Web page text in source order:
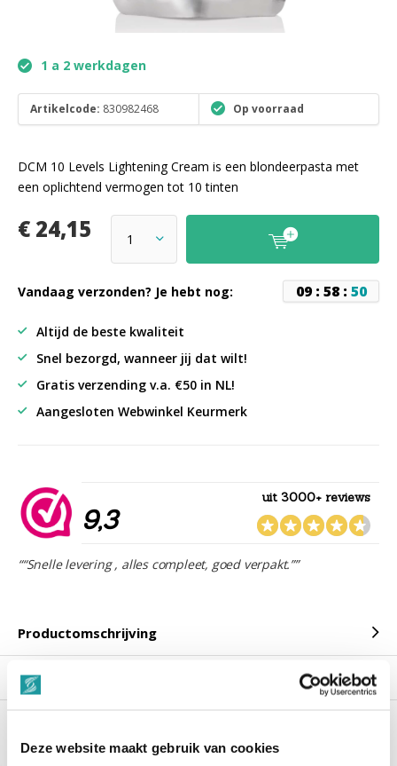
Deze website maakt gebruik van cookies
1 a 2 werkdagen
Artikelcode: 830982468 Op voorraad
DCM 10 Levels Lightening Cream is een blondeerpasta met
een oplichtend vermogen tot 10 tinten
€ 24,15
Vandaag verzonden? Je hebt nog: 09: 58: 50
Altijd de beste kwaliteit
Snel bezorgd, wanneer jij dat wilt!
Gratis verzending v.a. €50 in NL!
Aangesloten Webwinkel Keurmerk
9,3
uit 3000+ reviews
““Snelle levering , alles compleet, goed verpakt.””
Productomschrijving
Reviews
Gerelateerde producten